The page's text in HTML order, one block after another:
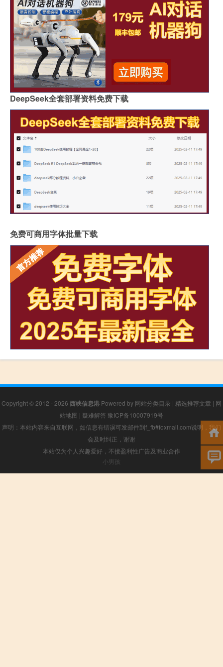
DeepSeek全套部署资料免费下载
免费可商用字体批量下载
Copyright © 2012 - 2026 西峡信息港 Powered by 网站分类目录 | 精选推荐文章 | 网
站地图 | 疑难解答 豫ICP备10007919号
声明：本站内容来自互联网，如信息有错误可发邮件到f_fb#foxmail.com说明，我们
会及时纠正，谢谢
本站仅为个人兴趣爱好，不接盈利性广告及商业合作
小男孩